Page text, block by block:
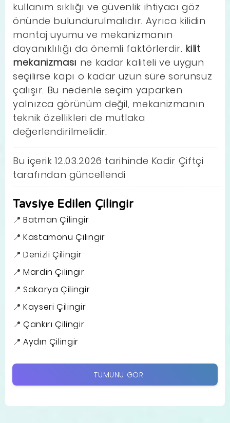
kullanım sıklığı ve güvenlik ihtiyacı göz
önünde bulundurulmalıdır. Ayrıca kilidin
montaj uyumu ve mekanizmanın
dayanıklılığı da önemli faktörlerdir. kilit
mekanizması ne kadar kaliteli ve uygun
seçilirse kapı o kadar uzun süre sorunsuz
çalışır. Bu nedenle seçim yaparken
yalnızca görünüm değil, mekanizmanın
teknik özellikleri de mutlaka
değerlendirilmelidir.
Bu içerik 12.03.2026 tarihinde Kadir Çiftçi
tarafından güncellendi
Tavsiye Edilen Çilingir
Batman Çilingir
Kastamonu Çilingir
Denizli Çilingir
Mardin Çilingir
Sakarya Çilingir
Kayseri Çilingir
Çankırı Çilingir
Aydın Çilingir
TÜMÜNÜ GÖR